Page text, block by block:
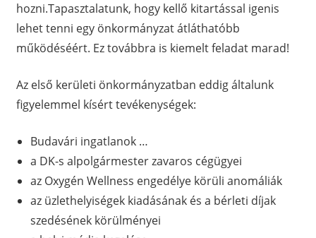
hozni.Tapasztalatunk, hogy kellő kitartással igenis
lehet tenni egy önkormányzat átláthatóbb
működéséért. Ez továbbra is kiemelt feladat marad!
Az első kerületi önkormányzatban eddig általunk
figyelemmel kísért tevékenységek:
Budavári ingatlanok …
a DK-s alpolgármester zavaros cégügyei
az Oxygén Wellness engedélye körüli anomáliák
az üzlethelyiségek kiadásának és a bérleti díjak
szedésének körülményei